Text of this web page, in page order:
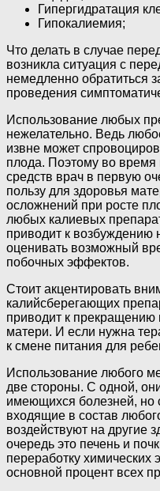
Гипергидратация
Гипокалиемия;
Что делать в случае
возникла ситуация с
немедленно обратиться
проведения
Использование любых
нежелательно. Ведь
извне может
плода. Поэтому во время
средств врач в первую
пользу для здоровья
осложнений при росте
любых калиевых
приводит к возбуждению
оценивать возможный
побочных эффектов.
Стоит акцентировать
калийсберегающих
приводит к прекращению
матери. И если нужна
к смене питания для
Использование любого
две стороны. С одной,
имеющихся болезней, но
входящие в состав
воздействуют на другие
очередь это печень и
переработку
основной процент всех